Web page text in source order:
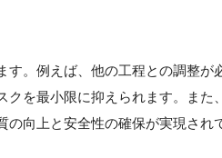
す。例えば、他の工程との調整が
を最小限に抑えられます。また、
の向上と安全性の確保が実現され